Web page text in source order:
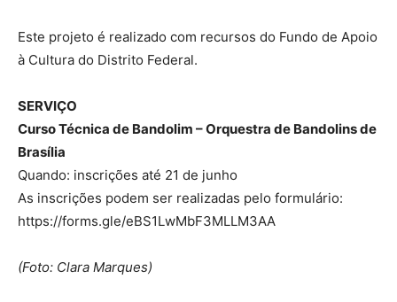
Este projeto é realizado com recursos do Fundo de Apoio
à Cultura do Distrito Federal.
SERVIÇO
Curso Técnica de Bandolim – Orquestra de Bandolins de
Brasília
Quando: inscrições até 21 de junho
As inscrições podem ser realizadas pelo formulário:
https://forms.gle/eBS1LwMbF3MLLM3AA
(Foto: Clara Marques)